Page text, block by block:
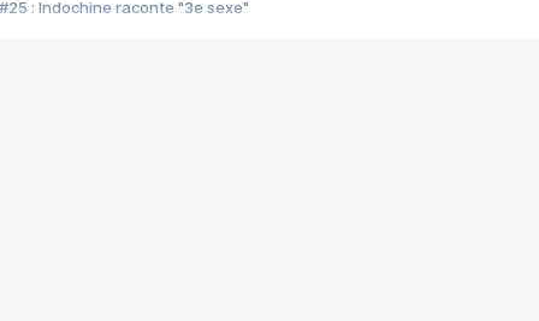
#25 : Indochine raconte "3e sexe"